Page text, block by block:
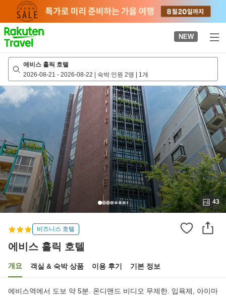
page
NEW
에비스 홀릭 호텔
2026-08-21 - 2026-08-22 | 숙박 인원 2명 | 1개
43
비즈니스 호텔
에비스 홀릭 호텔
개요 객실 & 숙박 상품 이용 후기 기본 정보
에비스역에서 도보 약 5분. 온디맨드 비디오 무제한. 입욕제, 아이마